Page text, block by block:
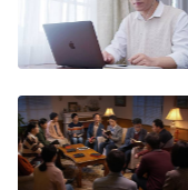
時代的神，滿載
貴、榮耀地興起
我，也不曾認識我
今，無一人見過我
在人中間的神，活
如火焰，充滿能力